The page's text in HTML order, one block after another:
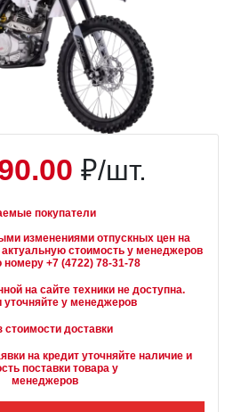
₽/шт.
покупатели
актуальную стоимость у менеджеров
на сайте техники не доступна.
уточняйте у менеджеров
стоимости доставки
на кредит уточняйте наличие и
поставки товара у
        менеджеров